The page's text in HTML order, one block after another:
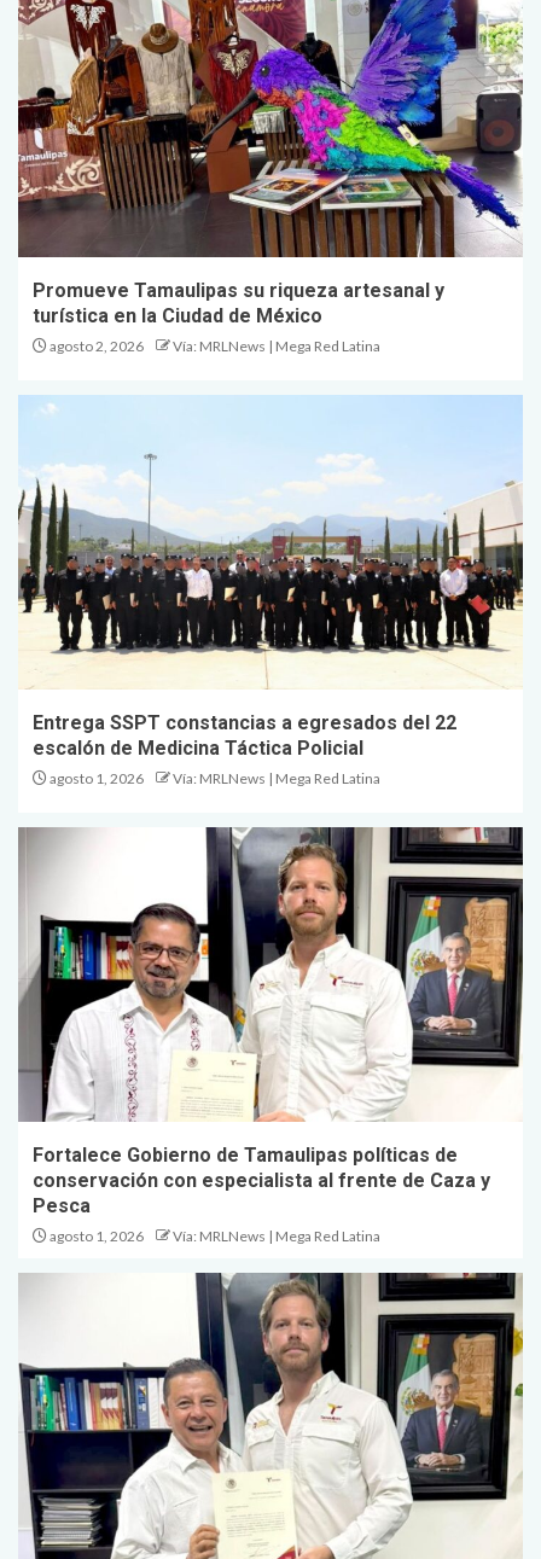
Promueve Tamaulipas su riqueza artesanal y
turística en la Ciudad de México
agosto 2, 2026 Vía: MRLNews | Mega Red Latina
Entrega SSPT constancias a egresados del 22
escalón de Medicina Táctica Policial
agosto 1, 2026 Vía: MRLNews | Mega Red Latina
Fortalece Gobierno de Tamaulipas políticas de
conservación con especialista al frente de Caza y
Pesca
agosto 1, 2026 Vía: MRLNews | Mega Red Latina